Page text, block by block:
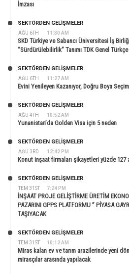
İmzası
AĞU 6TH 11:30 AM
SEKTÖRDEN GELIŞMELER
SKD Türkiye ve Sabancı Üniversitesi İş
“Sürdürülebilirlik” Tanımı TDK Genel
AĞU 6TH 11:27 AM
SEKTÖRDEN GELIŞMELER
Evini Yenileyen Kazanıyor, Doğru Boya
AĞU 4TH 10:52 AM
SEKTÖRDEN GELIŞMELER
Yunanistan’da Golden Visa için 5 neden
AĞU 3RD 12:42 PM
SEKTÖRDEN GELIŞMELER
Konut inşaat firmaları şikayetleri yüzde 127
TEM 31ST 7:24 PM
SEKTÖRDEN GELIŞMELER
İNŞAAT PROJE GELİŞTİRME ÜRETİM
PAZARINI GPPS PLATFORMU ” PİYASA
TAŞIYACAK
TEM 31ST 10:12 AM
SEKTÖRDEN GELIŞMELER
Miras kalan ev ve tarım arazilerinde yeni
mirasçılar arasında yapılacak